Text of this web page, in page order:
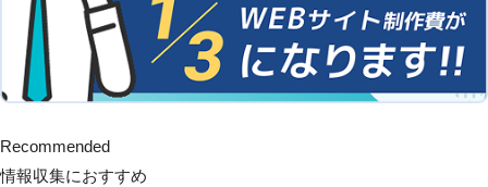
Recommended
情報収集におすすめ